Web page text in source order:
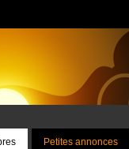
Petites annonces